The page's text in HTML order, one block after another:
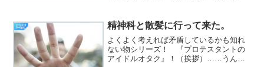
に、誰が総理になれば満足なのか？』が
すっぽり抜けているように...
日記 精神科と散髪に行って来た。
よくよく考えれば矛盾しているかも知れ
ない物シリーズ！ 『プロテスタントの
アイドルオタク』！（挨拶）……うん。